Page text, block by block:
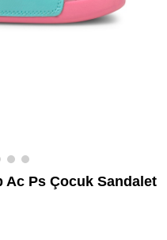
Ac Ps Çocuk Sandalet